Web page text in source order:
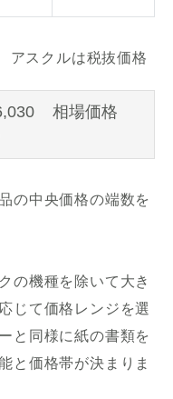
アスクルは税抜価格
相場価格
の中央価格の端数を
の機種を除いて大き
じて価格レンジを選
と同様に紙の書類を
と価格帯が決まりま